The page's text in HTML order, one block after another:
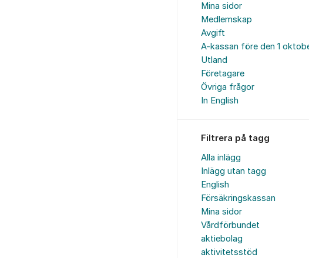
Mina sidor
Medlemskap
Avgift
A-kassan före den 1
Utland
Företagare
Övriga frågor
In English
Filtrera på tagg
Alla inlägg
Inlägg utan tagg
English
Försäkringskassan
Mina sidor
Vårdförbundet
aktiebolag
aktivitetsstöd